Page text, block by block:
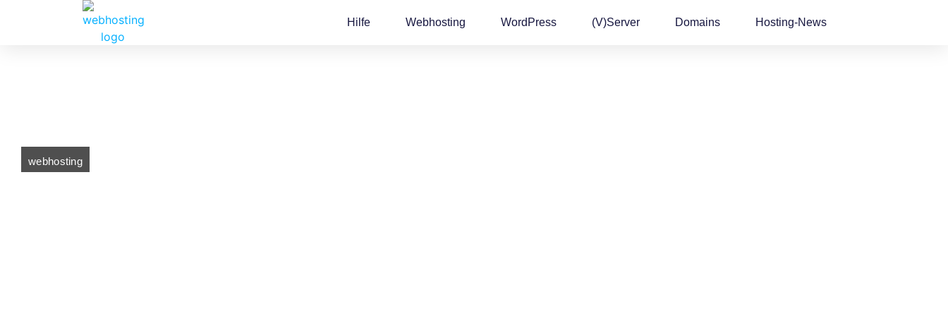
Hilfe Webhosting WordPress (v)Server Domains Hosting-News
webhosting